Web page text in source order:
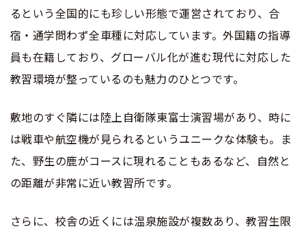
るという全国的にも珍しい形態で運営されており、合
宿・通学問わず全車種に対応しています。外国籍の指導
員も在籍しており、グローバル化が進む現代に対応した
教習環境が整っているのも魅力のひとつです。
敷地のすぐ隣には陸上自衛隊東富士演習場があり、時に
は戦車や航空機が見られるというユニークな体験も。ま
た、野生の鹿がコースに現れることもあるなど、自然と
の距離が非常に近い教習所です。
さらに、校舎の近くには温泉施設が複数あり、教習生限